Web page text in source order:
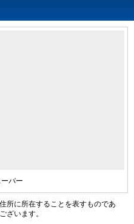
ーパー
所に所在することを表すものであ
ざいます。